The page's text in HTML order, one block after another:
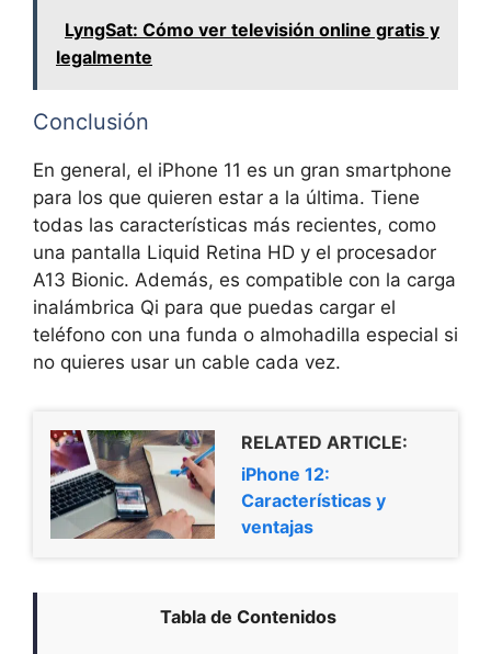
LyngSat: Cómo ver televisión online gratis y
legalmente
Conclusión
En general, el iPhone 11 es un gran smartphone
para los que quieren estar a la última. Tiene
todas las características más recientes, como
una pantalla Liquid Retina HD y el procesador
A13 Bionic. Además, es compatible con la carga
inalámbrica Qi para que puedas cargar el
teléfono con una funda o almohadilla especial si
no quieres usar un cable cada vez.
RELATED ARTICLE:
iPhone 12:
Características y
ventajas
Tabla de Contenidos